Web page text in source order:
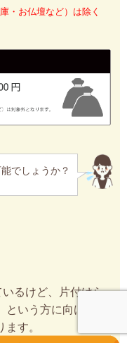
・お仏壇など）は除く
でしょうか？
るけど、片付けら
いう方に向けて、
す。